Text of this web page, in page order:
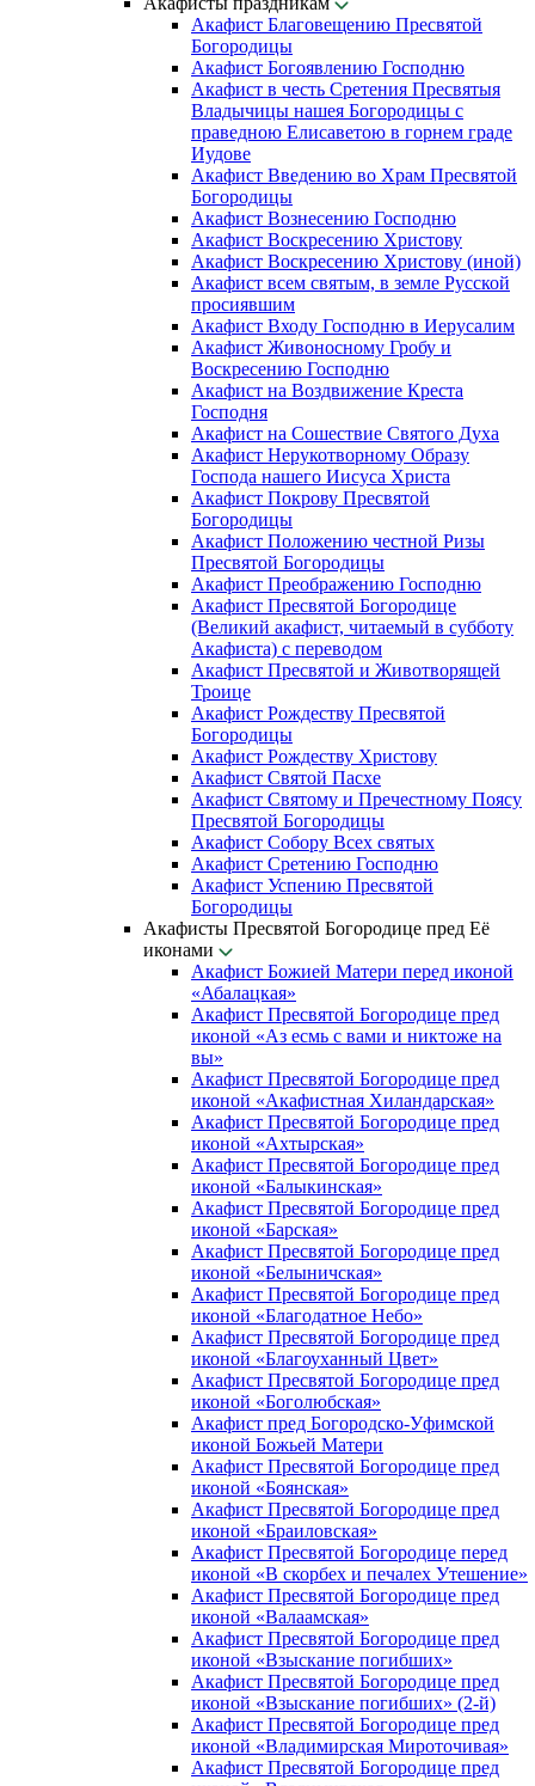
Акафист Благовещению Пресвятой
Богородицы
Акафист Богоявлению Господню
Акафист в честь Сретения Пресвятыя
Владычицы нашея Богородицы с
праведною Елисаветою в горнем граде
Иудове
Акафист Введению во Храм Пресвятой
Богородицы
Акафист Вознесению Господню
Акафист Воскресению Христову
Акафист Воскресению Христову (иной)
Акафист всем святым, в земле Русской
просиявшим
Акафист Входу Господню в Иерусалим
Акафист Живоносному Гробу и
Воскресению Господню
Акафист на Воздвижение Креста
Господня
Акафист на Сошествие Святого Духа
Акафист Нерукотворному Образу
Господа нашего Иисуса Христа
Акафист Покрову Пресвятой
Богородицы
Акафист Положению честной Ризы
Пресвятой Богородицы
Акафист Преображению Господню
Акафист Пресвятой Богородице
(Великий акафист, читаемый в субботу
Акафиста) с переводом
Акафист Пресвятой и Животворящей
Троице
Акафист Рождеству Пресвятой
Богородицы
Акафист Рождеству Христову
Акафист Святой Пасхе
Акафист Святому и Пречестному Поясу
Пресвятой Богородицы
Акафист Собору Всех святых
Акафист Сретению Господню
Акафист Успению Пресвятой
Богородицы
Акафисты Пресвятой Богородице пред Её
иконами
Акафист Божией Матери перед иконой
«Абалацкая»
Акафист Пресвятой Богородице пред
иконой «Аз есмь с вами и никтоже на
вы»
Акафист Пресвятой Богородице пред
иконой «Акафистная Хиландарская»
Акафист Пресвятой Богородице пред
иконой «Ахтырская»
Акафист Пресвятой Богородице пред
иконой «Балыкинская»
Акафист Пресвятой Богородице пред
иконой «Барская»
Акафист Пресвятой Богородице пред
иконой «Белыничская»
Акафист Пресвятой Богородице пред
иконой «Благодатное Небо»
Акафист Пресвятой Богородице пред
иконой «Благоуханный Цвет»
Акафист Пресвятой Богородице пред
иконой «Боголюбская»
Акафист пред Богородско-Уфимской
иконой Божьей Матери
Акафист Пресвятой Богородице пред
иконой «Боянская»
Акафист Пресвятой Богородице пред
иконой «Браиловская»
Акафист Пресвятой Богородице перед
иконой «В скорбех и печалех Утешение»
Акафист Пресвятой Богородице пред
иконой «Валаамская»
Акафист Пресвятой Богородице пред
иконой «Взыскание погибших»
Акафист Пресвятой Богородице пред
иконой «Взыскание погибших» (2-й)
Акафист Пресвятой Богородице пред
иконой «Владимирская Мироточивая»
Акафист Пресвятой Богородице пред